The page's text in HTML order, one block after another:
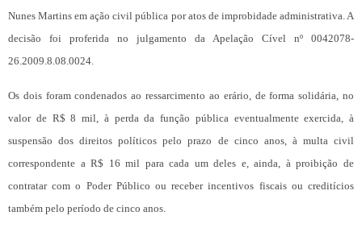
Nunes Martins em ação civil pública por atos de improbidade administrativa. A
decisão foi proferida no julgamento da Apelação Cível nº 0042078-
26.2009.8.08.0024.
Os dois foram condenados ao ressarcimento ao erário, de forma solidária, no
valor de R$ 8 mil, à perda da função pública eventualmente exercida, à
suspensão dos direitos políticos pelo prazo de cinco anos, à multa civil
correspondente a R$ 16 mil para cada um deles e, ainda, à proibição de
contratar com o Poder Público ou receber incentivos fiscais ou creditícios
também pelo período de cinco anos.